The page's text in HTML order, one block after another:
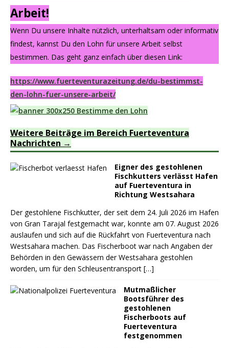
Arbeit!
Wenn Du unsere Inhalte nützlich, unterhaltsam oder informativ
findest, kannst Du den Lohn für unsere Arbeit selbst
bestimmen. Das geht ganz einfach über diesen Link:
https://www.fuerteventurazeitung.de/du-bestimmst-
den-lohn-fuer-unsere-arbeit/
Weitere Beiträge im Bereich Fuerteventura
Nachrichten
Eigner des gestohlenen
Fischkutters verlässt Hafen
auf Fuerteventura in
Richtung Westsahara
Der gestohlene Fischkutter, der seit dem 24. Juli 2026 im Hafen
von Gran Tarajal festgemacht war, konnte am 07. August 2026
auslaufen und sich auf die Rückfahrt von Fuerteventura nach
Westsahara machen. Das Fischerboot war nach Angaben der
Behörden in den Gewässern der Westsahara gestohlen
worden, um für den Schleusentransport […]
Mutmaßlicher
Bootsführer des
gestohlenen
Fischerboots auf
Fuerteventura
festgenommen